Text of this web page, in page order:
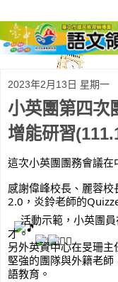
2023年2月13日 星期一
小英團第四次
增能研習
這次小英團團務會議在
感謝偉峰校長、麗蓉
2.0， 炎鈴老師的
活動示範，小英團
才。
另外英資中心在旻珊
堅強的團隊與外籍老
語教育。